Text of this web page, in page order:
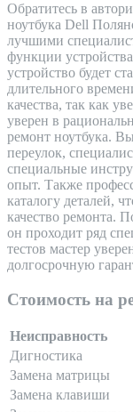
Обратитесь в
ноутбука Dell
лучшими
функции
устройство будет
длительного
качества, так как
уверен в
ремонт ноутбука.
переулок,
специальные
опыт. Также
каталогу деталей,
качество ремонта.
он проходит ряд
тестов мастер
долгосрочную
Стоимость на
Неисправность
Дигностика
Замена матрицы
Замена клавиши